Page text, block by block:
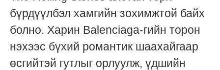
бүрдүүлбэл хамгийн зохимжтой байх
болно. Харин Balenciaga-гийн торон
нэхээс бүхий романтик шаахайгаар
өсгийтэй гутлыг орлуулж, үдшийн